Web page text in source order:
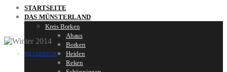
STARTSEITE
DAS MÜNSTERLAND
Kreis Borken
Ahaus
Borken
Heiden
Reken
BILLERBECK